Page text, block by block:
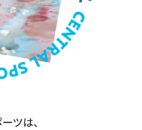
ツは、